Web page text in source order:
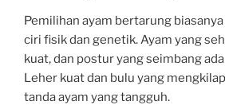
Pemilihan ayam bertarung
ciri fisik dan genetik. Ayam yang
kuat, dan postur yang seimbang
Leher kuat dan bulu yang
tanda ayam yang tangguh.